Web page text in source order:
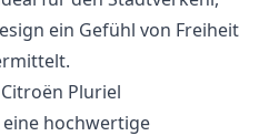
ein Gefühl von Freiheit
Pluriel
hochwertige